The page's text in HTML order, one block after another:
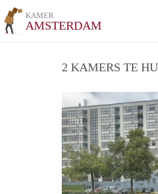
KAMER
AMSTERDAM
2 KAMERS TE